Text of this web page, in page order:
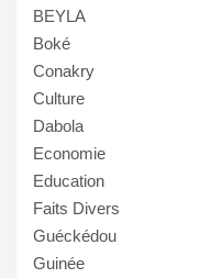
BEYLA
Boké
Conakry
Culture
Dabola
Economie
Education
Faits Divers
Guéckédou
Guinée